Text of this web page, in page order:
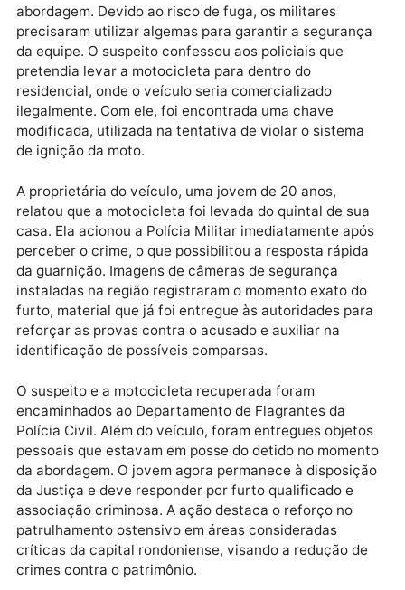
Publicidade
De acordo com o boletim de ocorrência, o rapaz
apresentava sinais de estar sob efeito de
entorpecentes e demonstrou nervosismo durante a
abordagem. Devido ao risco de fuga, os militares
precisaram utilizar algemas para garantir a
pretendia levar a motocicleta para dentro do
residencial, onde o veículo seria comercializado
ilegalmente. Com ele, foi encontrada uma chave
modificada, utilizada na tentativa de violar o sistema
de ignição da moto.
A proprietária do veículo, uma jovem de 20 anos,
relatou que a motocicleta foi levada do quintal de
perceber o crime, o que possibilitou a resposta
da guarnição. Imagens de câmeras de segurança
instaladas na região registraram o momento exato
furto, material que já foi entregue às autoridades
reforçar as provas contra o acusado e auxiliar na
identificação de possíveis comparsas.
O suspeito e a motocicleta recuperada foram
encaminhados ao Departamento de Flagrantes da